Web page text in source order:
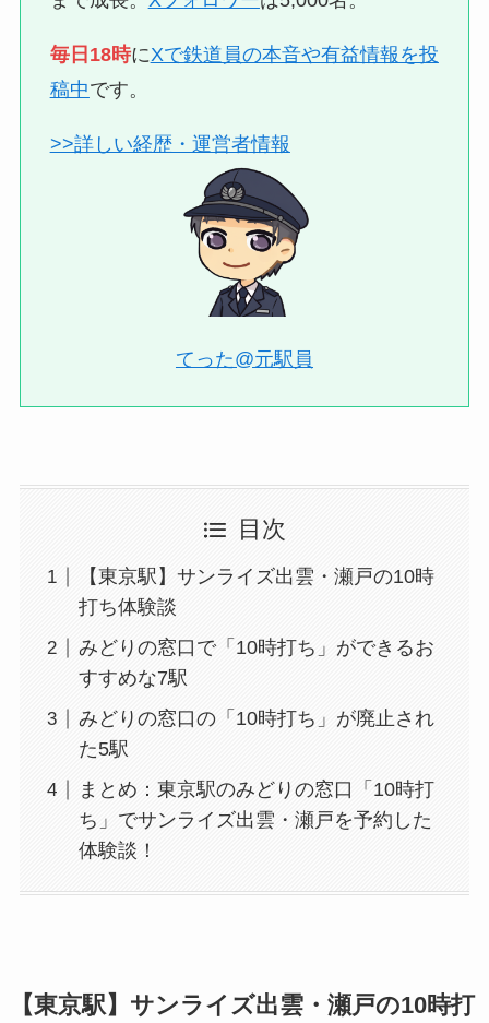
毎日18時にXで鉄道員の本音や有益情報を投
稿中です。
>>詳しい経歴・運営者情報
てった@元駅員
目次
【東京駅】サンライズ出雲・瀬戸の10時
打ち体験談
みどりの窓口で「10時打ち」ができるお
すすめな7駅
みどりの窓口の「10時打ち」が廃止され
た5駅
まとめ：東京駅のみどりの窓口「10時打
ち」でサンライズ出雲・瀬戸を予約した
体験談！
【東京駅】サンライズ出雲・瀬戸の10時打